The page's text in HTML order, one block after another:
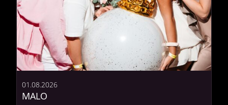
MALO
01.08.2026